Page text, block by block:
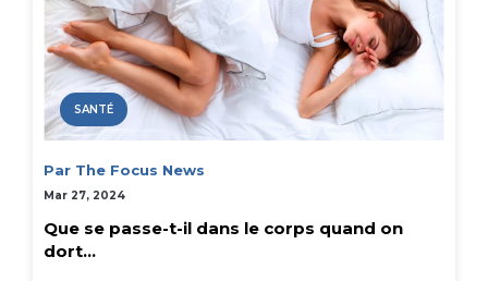
SANTÉ
Par The Focus News
Mar 27, 2024
Que se passe-t-il dans le corps quand on
dort...